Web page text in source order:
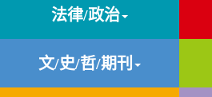
法律/政治
文/史/哲/期刊